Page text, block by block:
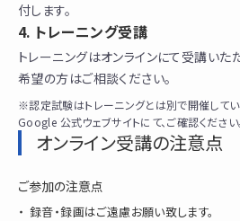
付します。
トレーニング受講
トレーニングはオンラインにて受講いた
希望の方はご相談ください。
※認定試験はトレーニングとは別で開催してい
Google 公式ウェブサイトにて、ご確認ください
オンライン受講の注意点
ご参加の注意点
録音・録画はご遠慮お願い致します。